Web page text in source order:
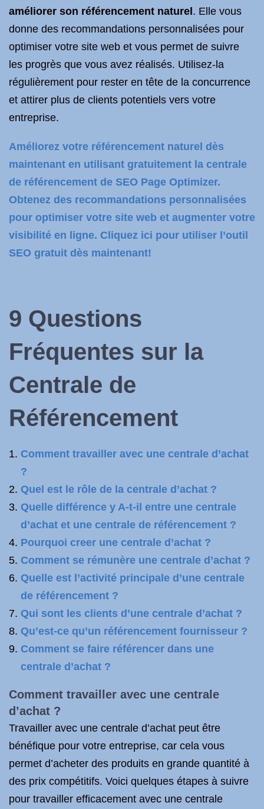
améliorer son référencement naturel . Elle vous
donne des recommandations personnalisées pour
optimiser votre site web et vous permet de suivre
les progrès que vous avez réalisés. Utilisez-la
régulièrement pour rester en tête de la concurrence
et attirer plus de clients potentiels vers votre
entreprise.
Améliorez votre référencement naturel dès
maintenant en utilisant gratuitement la centrale
de référencement de SEO Page Optimizer.
Obtenez des recommandations personnalisées
pour optimiser votre site web et augmenter votre
visibilité en ligne. Cliquez ici pour utiliser l’outil
SEO gratuit dès maintenant!
9 Questions
Fréquentes sur la
Centrale de
Référencement
Comment travailler avec une centrale d’achat
?
Quel est le rôle de la centrale d’achat ?
Quelle différence y A-t-il entre une centrale
d’achat et une centrale de référencement ?
Pourquoi creer une centrale d’achat ?
Comment se rémunère une centrale d’achat ?
Quelle est l’activité principale d’une centrale
de référencement ?
Qui sont les clients d’une centrale d’achat ?
Qu’est-ce qu’un référencement fournisseur ?
Comment se faire référencer dans une
centrale d’achat ?
Comment travailler avec une centrale
d’achat ?
Travailler avec une centrale d’achat peut être
bénéfique pour votre entreprise, car cela vous
permet d’acheter des produits en grande quantité à
des prix compétitifs. Voici quelques étapes à suivre
pour travailler efficacement avec une centrale